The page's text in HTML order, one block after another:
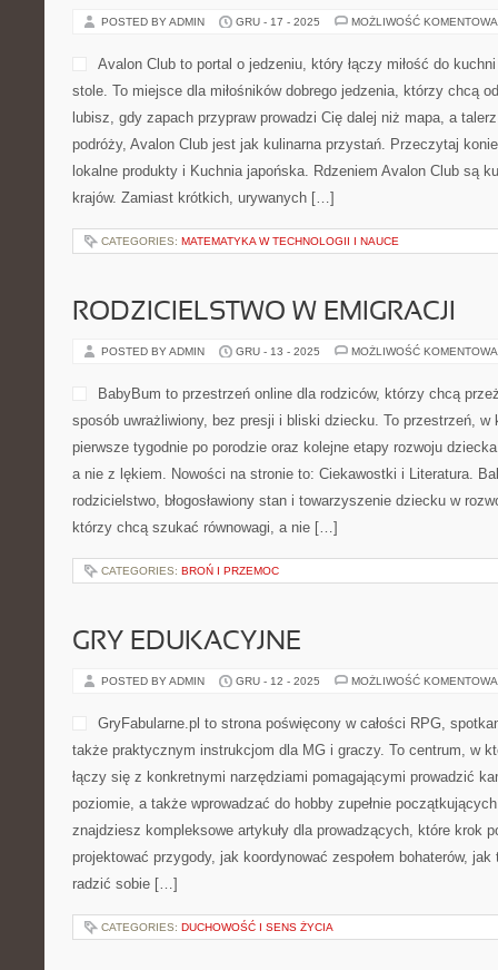
POSTED BY ADMIN GRU - 17 - 2025 MOŻLIWOŚĆ
Avalon Club to portal o jedzeniu, który łączy miłość do
stole. To miejsce dla miłośników dobrego jedzenia, którzy chcą
lubisz, gdy zapach przypraw prowadzi Cię dalej niż mapa, a
podróży, Avalon Club jest jak kulinarna przystań. Przeczytaj
lokalne produkty i Kuchnia japońska. Rdzeniem Avalon Club są
krajów. Zamiast krótkich, urywanych […]
CATEGORIES: MATEMATYKA W TECHNOLOGII I NAUCE
RODZICIELSTWO W EMIGRACJI
POSTED BY ADMIN GRU - 13 - 2025 MOŻLIWOŚĆ
BabyBum to przestrzeń online dla rodziców, którzy chcą
sposób uwrażliwiony, bez presji i bliski dziecku. To przestrzeń, w
pierwsze tygodnie po porodzie oraz kolejne etapy rozwoju
a nie z lękiem. Nowości na stronie to: Ciekawostki i Literatura.
rodzicielstwo, błogosławiony stan i towarzyszenie dziecku w
którzy chcą szukać równowagi, a nie […]
CATEGORIES: BROŃ I PRZEMOC
GRY EDUKACYJNE
POSTED BY ADMIN GRU - 12 - 2025 MOŻLIWOŚĆ
GryFabularne.pl to strona poświęcony w całości RPG,
także praktycznym instrukcjom dla MG i graczy. To centrum, w
łączy się z konkretnymi narzędziami pomagającymi prowadzić
poziomie, a także wprowadzać do hobby zupełnie
znajdziesz kompleksowe artykuły dla prowadzących, które krok
projektować przygody, jak koordynować zespołem bohaterów,
radzić sobie […]
CATEGORIES: DUCHOWOŚĆ I SENS ŻYCIA